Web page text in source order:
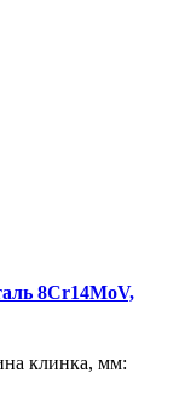
8Cr14MoV,
клинка, мм: